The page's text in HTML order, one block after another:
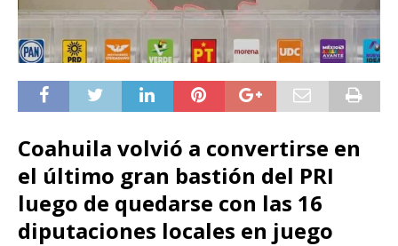
Coahuila volvió a convertirse en
el último gran bastión del PRI
luego de quedarse con las 16
diputaciones locales en juego